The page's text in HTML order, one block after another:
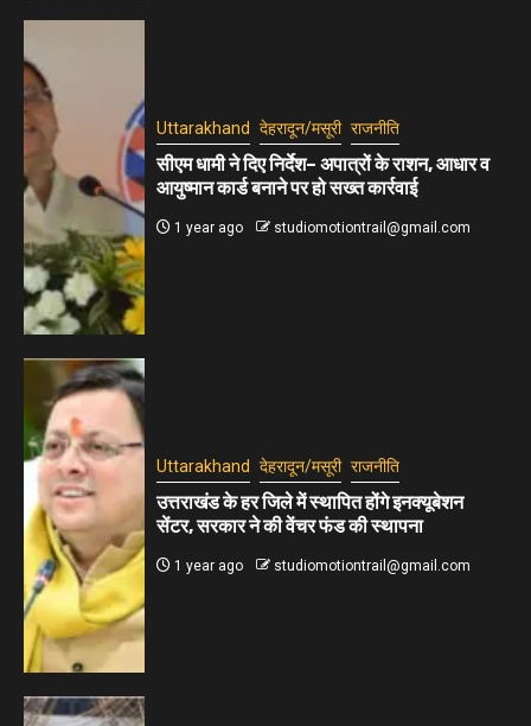
Uttarakhand देहरादून/मसूरी राजनीति
सीएम धामी ने दिए निर्देश– अपात्रों के राशन, आधार व
आयुष्मान कार्ड बनाने पर हो सख्त कार्रवाई
1 year ago studiomotiontrail@gmail.com
Uttarakhand देहरादून/मसूरी राजनीति
उत्तराखंड के हर जिले में स्थापित होंगे इनक्यूबेशन
सेंटर, सरकार ने की वेंचर फंड की स्थापना
1 year ago studiomotiontrail@gmail.com